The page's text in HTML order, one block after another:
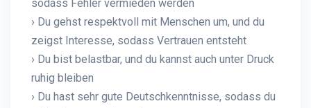
sodass Fehler vermieden werden
› Du gehst respektvoll mit Menschen um, und du
zeigst Interesse, sodass Vertrauen entsteht
› Du bist belastbar, und du kannst auch unter Druck
ruhig bleiben
› Du hast sehr gute Deutschkenntnisse, sodass du